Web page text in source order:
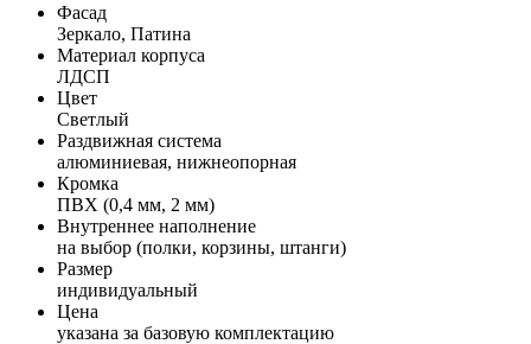
Фасад
Зеркало, Патина
Материал корпуса
ЛДСП
Цвет
Светлый
Раздвижная система
алюминиевая, нижнеопорная
Кромка
ПВХ (0,4 мм, 2 мм)
Внутреннее наполнение
на выбор (полки, корзины, штанги)
Размер
индивидуальный
Цена
указана за базовую комплектацию